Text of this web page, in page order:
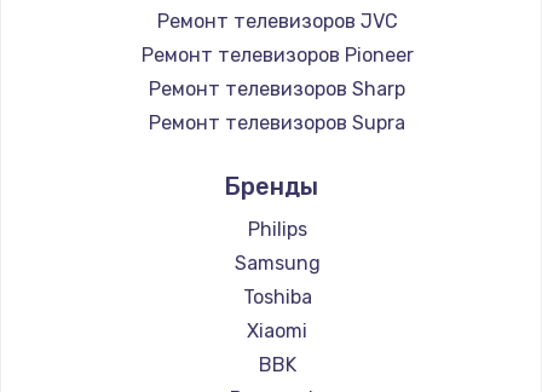
1100 руб.
Заказать
Замена шим-контроллера
Заказать
Настройка Wi-Fi
1030 руб.
Заказать
Ремонт телевизоров JVC
Ремонт телевизоров Pioneer
Ремонт телевизоров Sharp
Ремонт телевизоров Supra
Ремонт телевизоров Hisense
Ремонт телевизоров Daewoo
Ремонт телевизоров Centek
Ремонт телевизоров Telefunken
Ремонт телевизоров Hyundai
Ремонт телевизоров Doffler
Бренды
Philips
Samsung
Toshiba
Xiaomi
BBK